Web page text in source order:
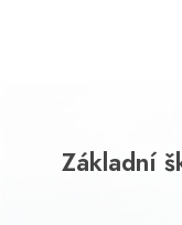
Základní